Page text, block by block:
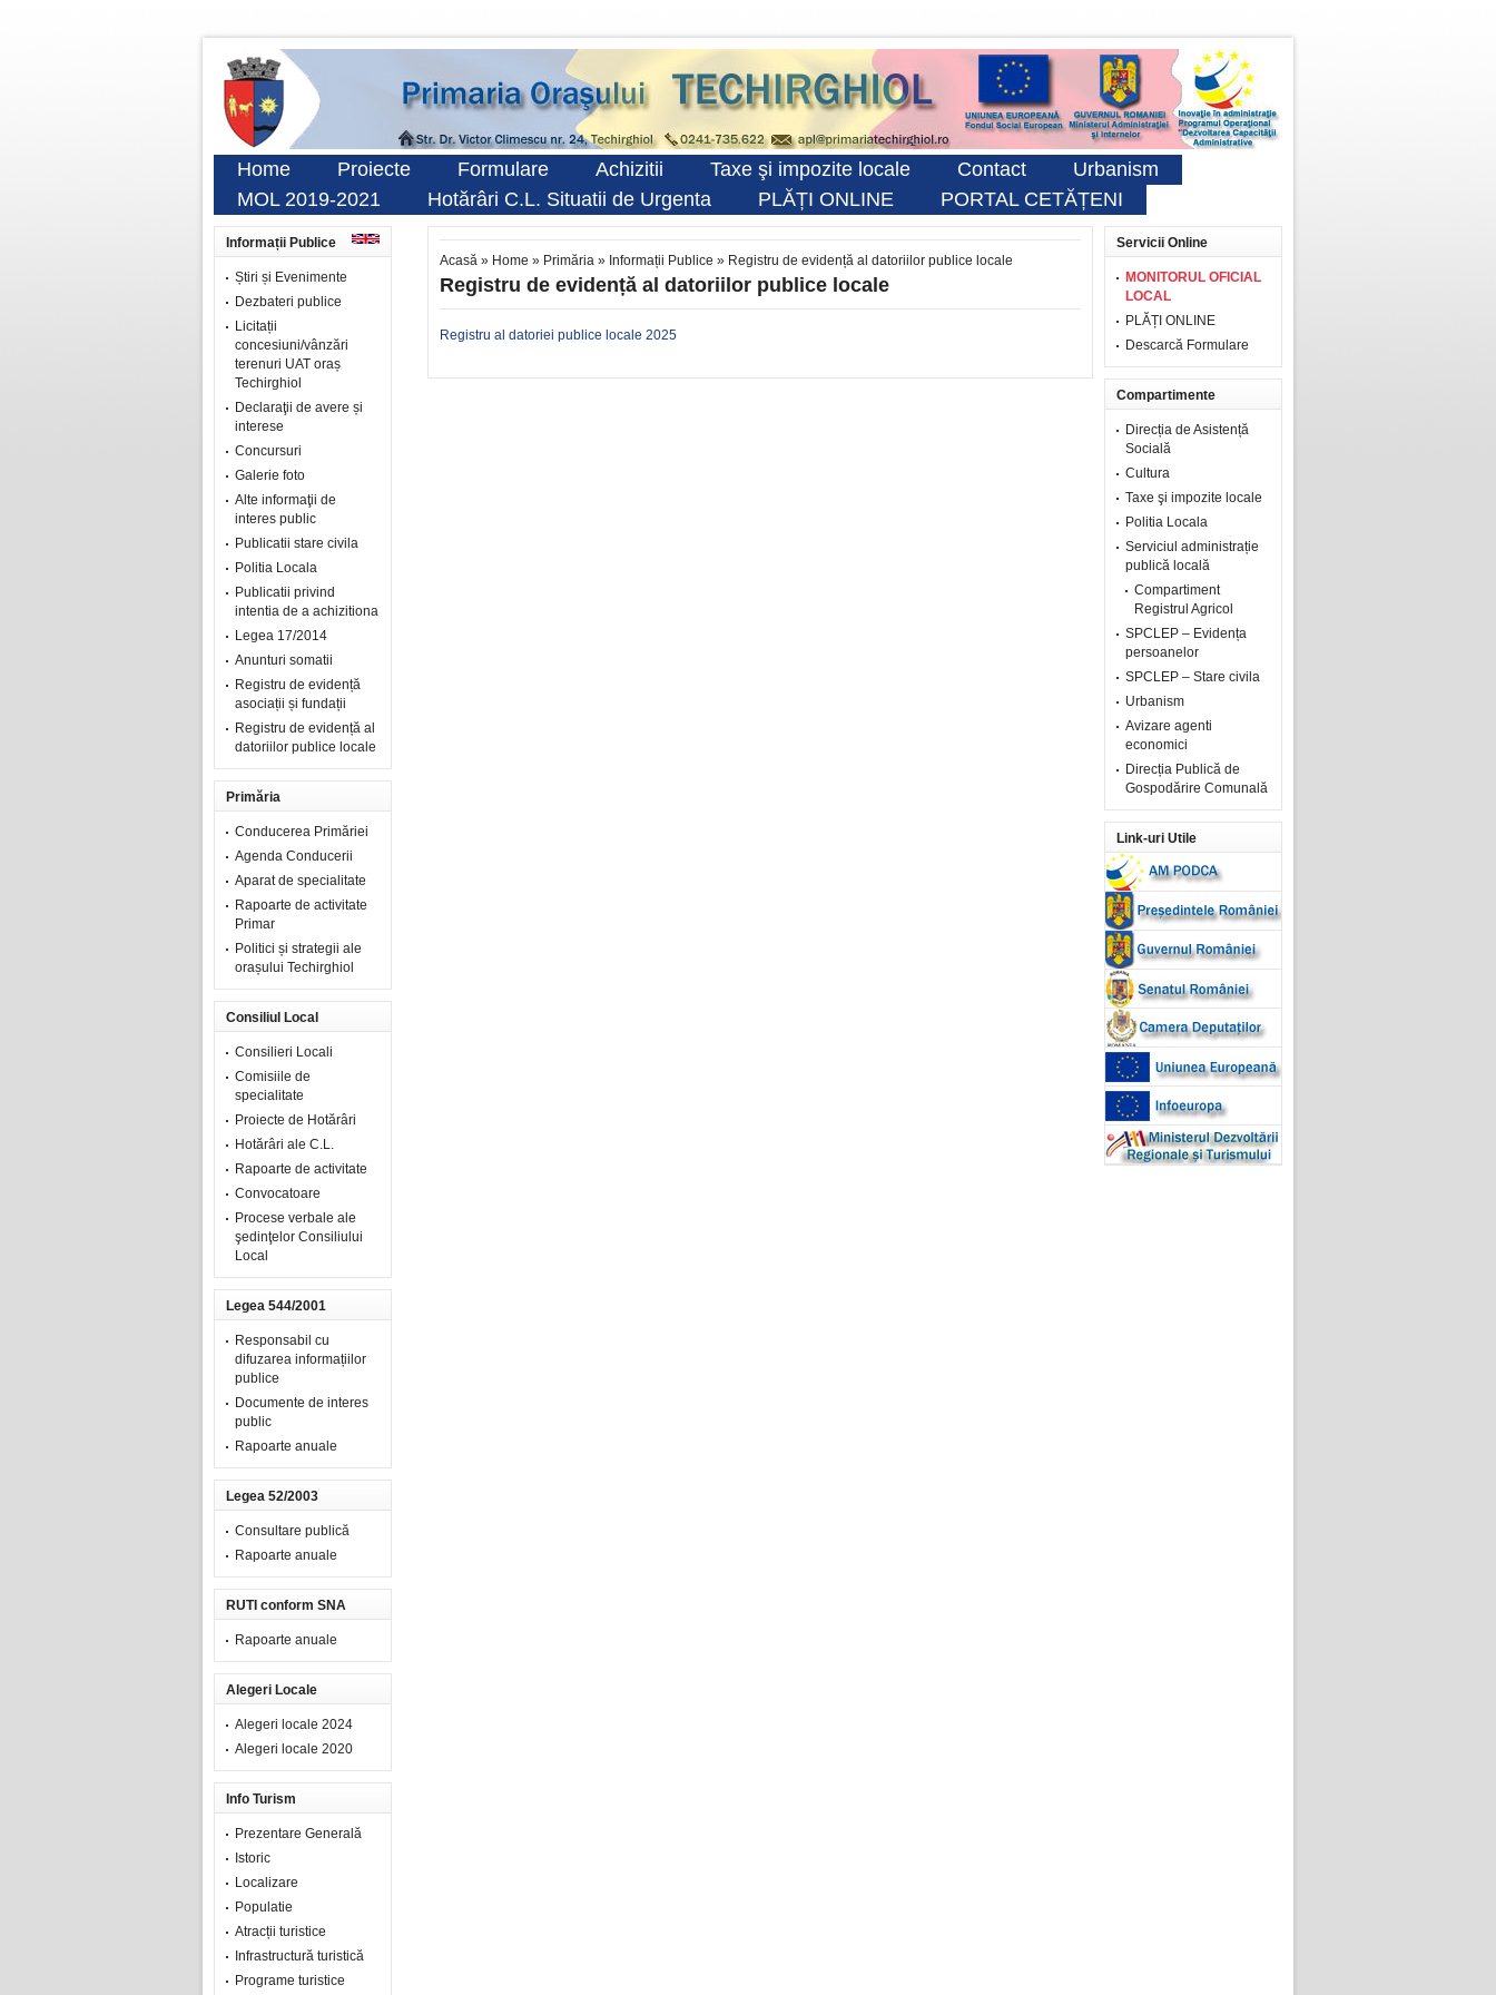
Home Proiecte Formulare Achizitii Taxe şi impozite locale Contact
Urbanism
MOL 2019-2021
Hotărâri C.L. Situatii de Urgenta PLĂȚI ONLINE PORTAL CETĂȚENI
Informații Publice
Știri și Evenimente
Dezbateri publice
Licitații
concesiuni/vânzări
terenuri UAT oraș
Techirghiol
Declaraţii de avere și
interese
Concursuri
Galerie foto
Alte informaţii de
interes public
Publicatii stare civila
Politia Locala
Publicatii privind
intentia de a achizitiona
Legea 17/2014
Anunturi somatii
Registru de evidență
asociații și fundații
Registru de evidență al
datoriilor publice locale
Primăria
Conducerea Primăriei
Agenda Conducerii
Aparat de specialitate
Rapoarte de activitate
Primar
Politici și strategii ale
orașului Techirghiol
Consiliul Local
Consilieri Locali
Comisiile de
specialitate
Proiecte de Hotărâri
Hotărâri ale C.L.
Rapoarte de activitate
Convocatoare
Procese verbale ale
şedinţelor Consiliului
Local
Legea 544/2001
Responsabil cu
difuzarea informațiilor
publice
Documente de interes
public
Rapoarte anuale
Legea 52/2003
Consultare publică
Rapoarte anuale
RUTI conform SNA
Rapoarte anuale
Alegeri Locale
Alegeri locale 2024
Alegeri locale 2020
Info Turism
Prezentare Generală
Istoric
Localizare
Populatie
Atracții turistice
Infrastructură turistică
Programe turistice
Acasă » Home » Primăria » Informații Publice » Registru de evidență al datoriilor publice locale
Registru de evidență al datoriilor publice locale
Registru al datoriei publice locale 2025
Servicii Online
MONITORUL OFICIAL
LOCAL
PLĂȚI ONLINE
Descarcă Formulare
Compartimente
Direcția de Asistență
Socială
Cultura
Taxe şi impozite locale
Politia Locala
Serviciul administrație
publică locală
Compartiment
Registrul Agricol
SPCLEP – Evidența
persoanelor
SPCLEP – Stare civila
Urbanism
Avizare agenti
economici
Direcția Publică de
Gospodărire Comunală
Link-uri Utile